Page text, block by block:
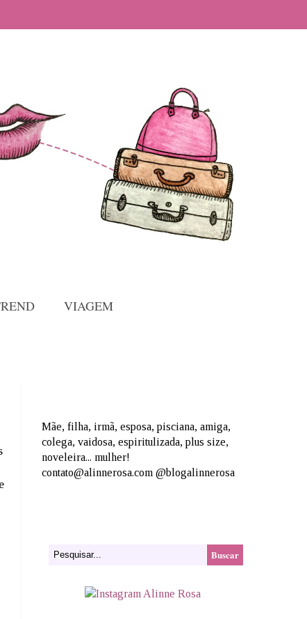
VIAGEM
Mãe, filha, irmã, esposa, pisciana, amiga,
colega, vaidosa, espiritulizada, plus size,
noveleira... mulher!
contato@alinnerosa.com @blogalinnerosa